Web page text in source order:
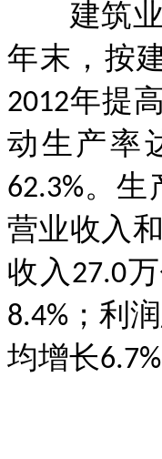
建筑业
年末，按
2012年提
动生产率
62.3%。
营业收入
收入27.0
8.4%；利
均增长6.7%